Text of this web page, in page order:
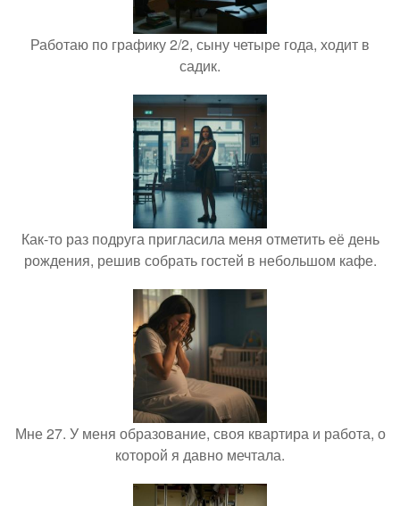
Работаю по графику 2/2, сыну четыре года, ходит в
садик.
Как-то раз подруга пригласила меня отметить её день
рождения, решив собрать гостей в небольшом кафе.
Мне 27. У меня образование, своя квартира и работа, о
которой я давно мечтала.